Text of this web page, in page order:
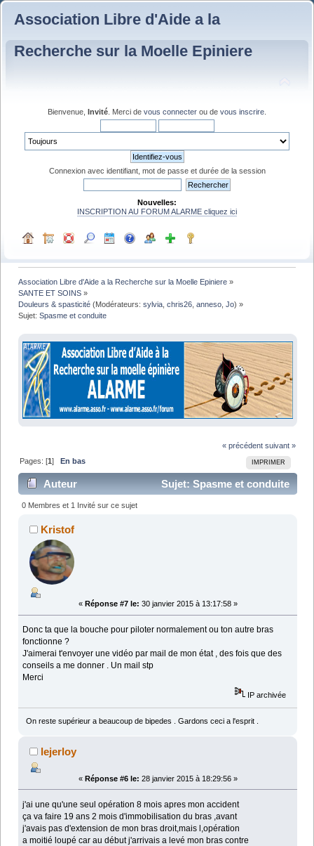
Association Libre d'Aide a la
Recherche sur la Moelle Epiniere
Bienvenue, Invité . Merci de vous connecter ou de vous inscrire
Connexion avec identifiant, mot de passe et durée de la session
Nouvelles:
INSCRIPTION AU FORUM ALARME cliquez ici
Association Libre d'Aide a la Recherche sur la Moelle Epiniere »
SANTE ET SOINS »
Douleurs & spasticité (Modérateurs:sylvia ,chris26 ,anneso ,Jo) »
Sujet:Spasme et conduite
« précédent suivant »
IMPRIMER
Pages: [1] En bas
Auteur
Sujet: Spasme et conduite
(Lu 11217 fois)
0 Membres et 1 Invité sur ce sujet
Kristof
« Réponse #7 le: 30 janvier 2015 à 13:17:58 »
Donc ta que la bouche pour piloter normalement ou ton autre bras
fonctionne ?
J'aimerai t'envoyer une vidéo par mail de mon état , des fois que des
conseils a me donner . Un mail stp
Merci
IP archivée
On reste supérieur a beaucoup de bipedes . Gardons ceci a l'esprit .
lejerloy
« Réponse #6 le: 28 janvier 2015 à 18:29:56 »
j'ai une qu'une seul opération 8 mois apres mon accident
ça va faire 19 ans 2 mois d'immobilisation du bras ,avant
j'avais pas d'extension de mon bras droit,mais l,opération
a moitié loupé car au début j'arrivais a levé mon bras contre